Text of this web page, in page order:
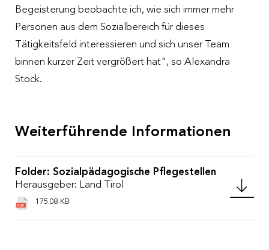
Begeisterung beobachte ich, wie sich immer mehr
Personen aus dem Sozialbereich für dieses
Tätigkeitsfeld interessieren und sich unser Team
binnen kurzer Zeit vergrößert hat", so Alexandra
Stock.
Weiterführende Informationen
Folder: Sozialpädagogische Pflegestellen
Herausgeber: Land Tirol
175.08 KB